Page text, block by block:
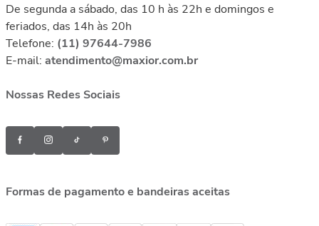
De segunda a sábado, das 10 h às 22h e domingos e
feriados, das 14h às 20h
Telefone: (11) 97644-7986
E-mail: atendimento@maxior.com.br
Nossas Redes Sociais
Formas de pagamento e bandeiras aceitas